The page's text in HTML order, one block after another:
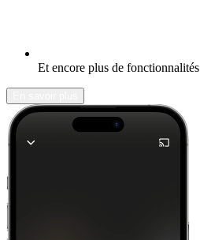
Et encore plus de fonctionnalités